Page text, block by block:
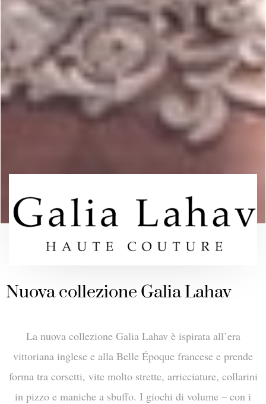
Nuova collezione Galia Lahav
La nuova collezione Galia Lahav è ispirata all’era
vittoriana inglese e alla Belle Époque francese e prende
forma tra corsetti, vite molto strette, arricciature, collarini
in pizzo e maniche a sbuffo. I giochi di volume – con i